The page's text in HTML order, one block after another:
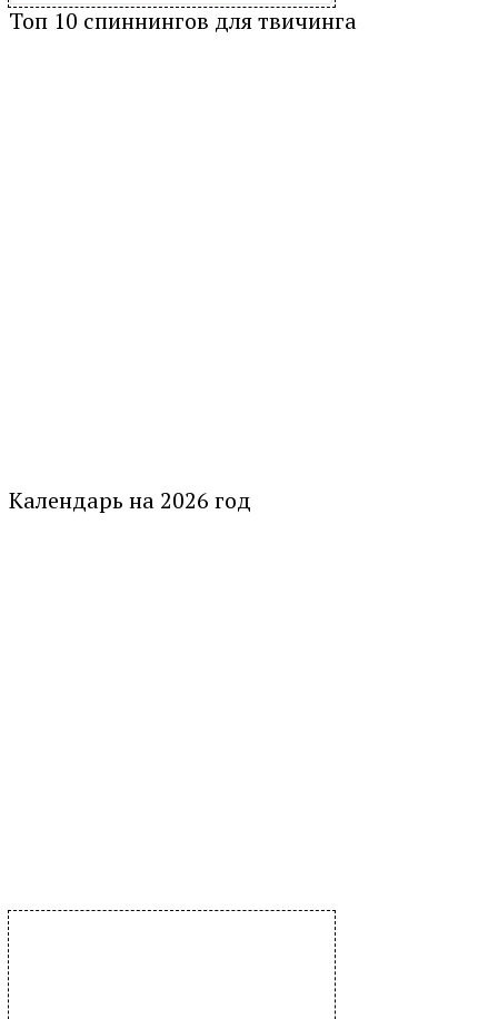
Топ 10 спиннингов для твичинга
Календарь на 2026 год